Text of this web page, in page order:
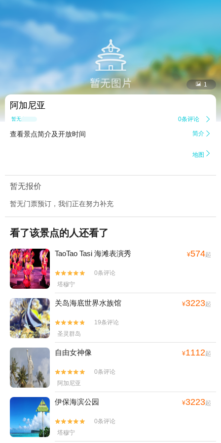
 1
阿加尼亚
暂无点评 0条评论 
查看景点简介及开放时间 简介 
地图 
暂无报价
暂无门票预订，我们正在努力补充
看了该景点的人还看了
TaoTao Tasi 海滩表演秀 ¥574起


0条评论
塔穆宁
关岛海底世界水族馆 ¥3223起


19条评论
圣灵群岛
自由女神像 ¥1112起


0条评论
阿加尼亚
伊保海滨公园 ¥3223起


0条评论
塔穆宁